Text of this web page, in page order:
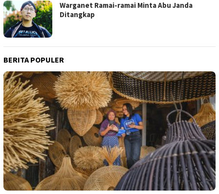
Warganet Ramai-ramai Minta Abu Janda
Ditangkap
BERITA POPULER